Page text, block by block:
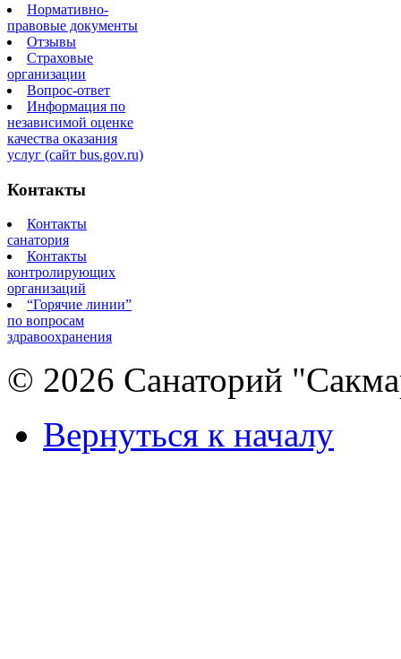
Нормативно-
правовые документы
Отзывы
Страховые
организации
Вопрос-ответ
Информация по
независимой оценке
качества оказания
услуг (сайт bus.gov.ru)
Контакты
Контакты
санатория
Контакты
контролирующих
организаций
“Горячие линии”
по вопросам
здравоохранения
© 2026 Санаторий
Вернуться к началу